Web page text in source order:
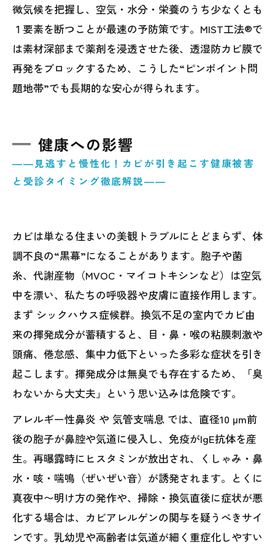
微気候を把握し、空気・水分・栄養のうち少なくとも
１要素を断つことが最速の予防策です。MIST工法®で
は素材深部まで薬剤を浸透させた後、透湿防カビ膜で
再発をブロックするため、こうした“ピンポイント問
題地帯”でも長期的な安心が得られます。
健康への影響
――見逃すと慢性化！カビが引き起こす健康被害
と受診タイミング徹底解説――
カビは単なる住まいの美観トラブルにとどまらず、体
調不良の“黒幕”になることがあります。胞子や菌
糸、代謝産物（MVOC・マイコトキシンなど）は空気
中を漂い、私たちの呼吸器や皮膚に直接作用します。
まず シックハウス症候群。換気不足の室内でカビ由
来の揮発成分が蓄積すると、目・鼻・喉の粘膜刺激や
頭痛、倦怠感、集中力低下といった多彩な症状を引き
起こします。揮発成分は無臭でも存在するため、「臭
わないから大丈夫」という思い込みは危険です。
アレルギー性鼻炎 や 気管支喘息 では、直径10 µm前
後の胞子が鼻腔や気道に侵入し、免疫がIgE抗体を産
生。再曝露時にヒスタミンが放出され、くしゃみ・鼻
水・咳・喘鳴（ぜいぜい音）が誘発されます。とくに
真夜中〜明け方の発作や、掃除・換気直後に症状が悪
化する場合は、カビアレルゲンの関与を疑うべきサイ
ンです。乳幼児や高齢者は気道が細く重症化しやすい